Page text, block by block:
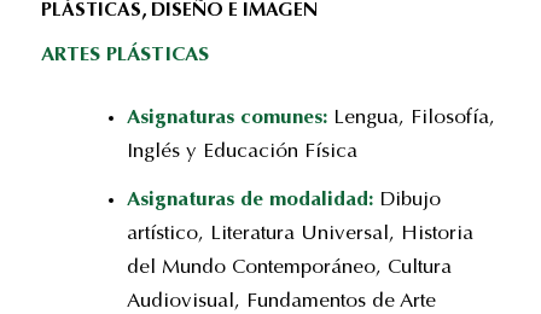
PLÁSTICAS, DISEÑO E IMAGEN
ARTES PLÁSTICAS
Asignaturas comunes:Lengua, Filosofía,
Inglés y Educación Física
Asignaturas de modalidad:Dibujo
artístico, Literatura Universal, Historia
del Mundo Contemporáneo, Cultura
Audiovisual, Fundamentos de Arte